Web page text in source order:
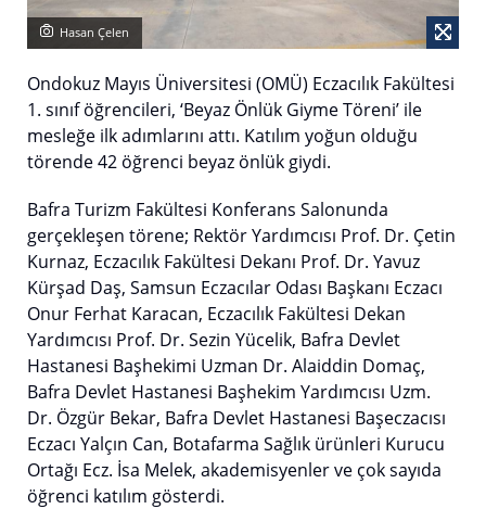
Hasan Çelen
Ondokuz Mayıs Üniversitesi (OMÜ) Eczacılık Fakültesi
1. sınıf öğrencileri, ‘Beyaz Önlük Giyme Töreni’ ile
mesleğe ilk adımlarını attı. Katılım yoğun olduğu
törende 42 öğrenci beyaz önlük giydi.
Bafra Turizm Fakültesi Konferans Salonunda
gerçekleşen törene; Rektör Yardımcısı Prof. Dr. Çetin
Kurnaz, Eczacılık Fakültesi Dekanı Prof. Dr. Yavuz
Kürşad Daş, Samsun Eczacılar Odası Başkanı Eczacı
Onur Ferhat Karacan, Eczacılık Fakültesi Dekan
Yardımcısı Prof. Dr. Sezin Yücelik, Bafra Devlet
Hastanesi Başhekimi Uzman Dr. Alaiddin Domaç,
Bafra Devlet Hastanesi Başhekim Yardımcısı Uzm.
Dr. Özgür Bekar, Bafra Devlet Hastanesi Başeczacısı
Eczacı Yalçın Can, Botafarma Sağlık ürünleri Kurucu
Ortağı Ecz. İsa Melek, akademisyenler ve çok sayıda
öğrenci katılım gösterdi.